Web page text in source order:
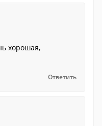
хорошая,
Ответить